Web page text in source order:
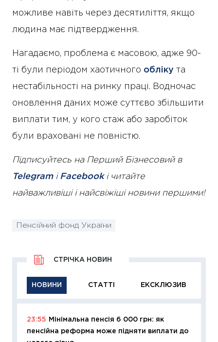
можливе навіть через десятиліття, якщо
людина має підтвердження.
Нагадаємо, проблема є масовою, адже 90-
ті були періодом хаотичного обліку та
нестабільності на ринку праці. Водночас
оновлення даних може суттєво збільшити
виплати тим, у кого стаж або заробіток
були враховані не повністю.
Підписуйтесь на Перший Бізнесовий в
Telegramі Facebookі читайте
найважливіші і найсвіжіші новини першими!
Пенсійний фонд України
НОВИНИ СТАТТІ ЕКСКЛЮЗИВ
СТРІЧКА НОВИН
23:55
Мінімальна пенсія 6 000 грн: як
пенсійна реформа може підняти виплати до